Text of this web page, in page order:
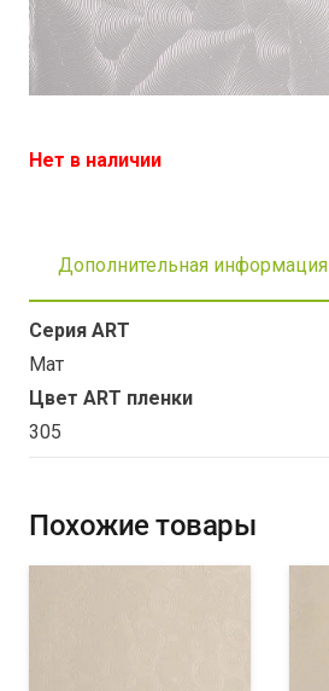
Нет в наличии
Дополнительная информация
Серия ART
Мат
Цвет ART пленки
305
Похожие товары